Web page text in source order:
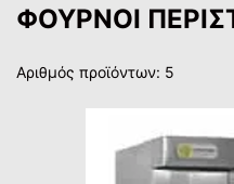
ΦΟΥΡΝΟΙ
Αριθμός προϊόντων: 5